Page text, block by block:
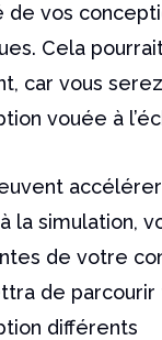
de vos
Cela
car vous
vouée à
la simulation,
de votre
de
différents